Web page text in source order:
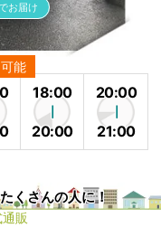
お届け
能
18:00
20:00
20:00
21:00
くさんの人に！
販